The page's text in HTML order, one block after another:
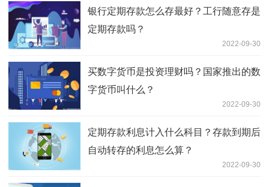
银行定期存款怎么存最好？工行随意存是
定期存款吗？
2022-09-30
买数字货币是投资理财吗？国家推出的数
字货币叫什么？
2022-09-30
定期存款利息计入什么科目？存款到期后
自动转存的利息怎么算？
2022-09-30